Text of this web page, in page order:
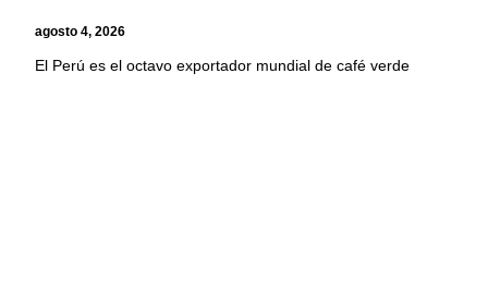
agosto 4, 2026
El Perú es el octavo exportador mundial de café verde